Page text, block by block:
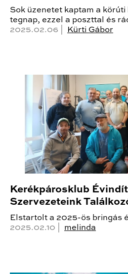
Sok üzenetet kaptam a
tegnap, ezzel a poszttal és
2025.02.06 |
Kürti Gábor
Kerékpárosklub
Szervezeteink
Elstartolt a 2025-ös bringás
2025.02.10 | melinda